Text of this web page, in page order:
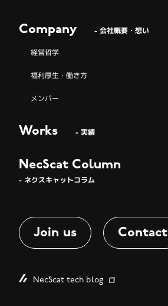
Company - 会社概要・想い
経営哲学
福利厚生・働き方
メンバー
Works - 実績
NecScat Column
- ネクスキャットコラム
Join us Contact
NecScat tech blog